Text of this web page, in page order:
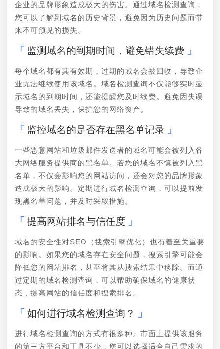
企业的品牌形象造成极大的伤害。通过域名检测查询，
您可以了解到域名的历史背景，避免因为历史问题而带
来不可预见的损失。
监测域名的到期时间，避免错失续费
每个域名都有其有效期，过期的域名会被回收，导致企
业无法继续使用该域名。域名检测查询不仅能够实时显
示域名的到期时间，还能提醒您及时续费。避免因失误
导致的域名丢失，保护您的网络资产。
监控域名的是否存在黑名单记录
一些恶意网站和垃圾邮件发送者的域名可能会被列入各
大网络服务提供商的黑名单。若您的域名不慎被列入黑
名单，不仅会影响您的网站访问，还会对您的品牌形象
造成极大的影响。定期进行域名检测查询，可以提前发
现黑名单问题，并及时采取措施。
提高网站排名与信任度
域名的安全性对SEO（搜索引擎优化）也有着至关重要
的影响。如果您的域名存在安全问题，搜索引擎可能会
降低您的网站排名，甚至将其从搜索结果中移除。而通
过定期的域名检测查询，可以帮助确保域名的健康状
态，提高网站的信任度和搜索排名。
如何进行域名检测查询？
进行域名检测查询的方式有很多种。市面上提供该服务
的第三方平台和工具不少，您可以选择适合自己需求的